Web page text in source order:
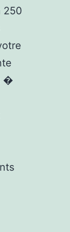
250
�